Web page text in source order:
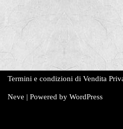
Termini e condizioni di Vendita
Neve | Powered by WordPress